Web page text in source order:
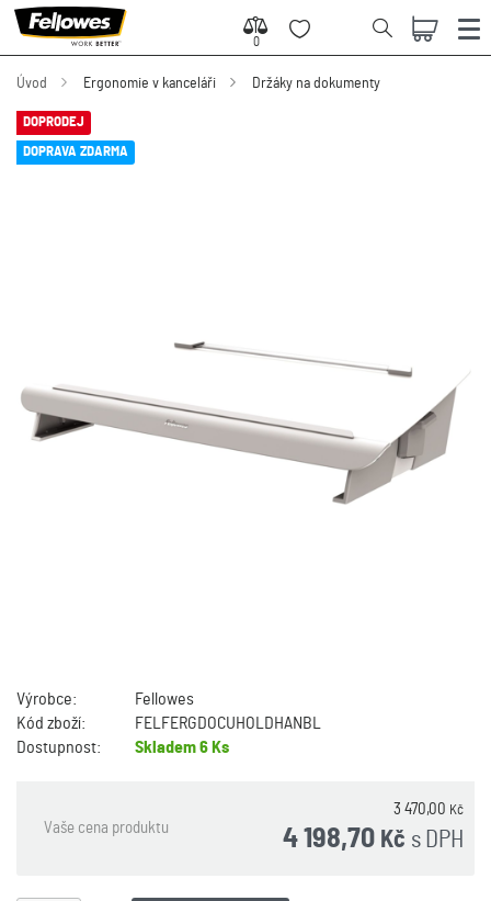
0
0
Úvod Ergonomie v kanceláři Držáky na dokumenty
DOPRODEJ
DOPRAVA ZDARMA
Výrobce:
Fellowes
Kód zboží:
FELFERGDOCUHOLDHANBL
Dostupnost:
Skladem6 Ks
Vaše cena produktu
3 470,00 Kč
s DPH
4 198,70 Kč